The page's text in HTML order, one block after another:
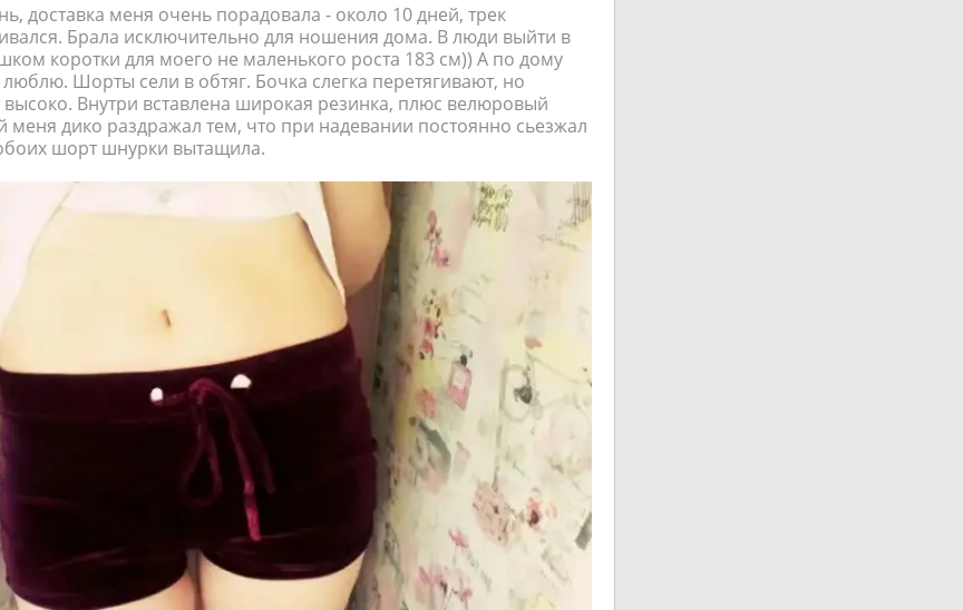
доставка меня очень порадовала - около 10 дней, трек
Брала исключительно для ношения дома. В люди выйти в
коротки для моего не маленького роста 183 см)) А по дому
люблю. Шорты сели в обтяг. Бочка слегка перетягивают, но
высоко. Внутри вставлена широкая резинка, плюс велюровый
меня дико раздражал тем, что при надевании постоянно сьезжал
шорт шнурки вытащила.